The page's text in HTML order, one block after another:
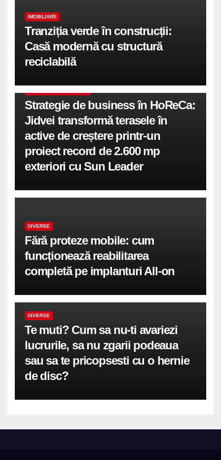
IMOBILIARE
Tranziția verde în construcții:
Casă modernă cu structură
reciclabilă
Strategie de business în HoReCa:
Jidvei transformă terasele în
active de creștere printr-un
proiect record de 2.600 mp
exteriori cu Sun Leader
DIVERSE
Fără proteze mobile: cum
funcționează reabilitarea
completă pe implanturi All-on
DIVERSE
Te muti? Cum sa nu-ti avariezi
lucrurile, sa nu zgarii podeaua
sau sa te pricopsesti cu o hernie
de disc?